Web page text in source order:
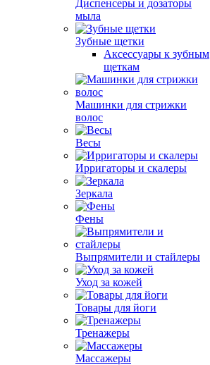
Диспенсеры и дозаторы
мыла
Зубные щетки
Аксессуары к зубным
щеткам
Машинки для стрижки
волос
Весы
Ирригаторы и скалеры
Зеркала
Фены
Выпрямители и стайлеры
Уход за кожей
Товары для йоги
Тренажеры
Массажеры